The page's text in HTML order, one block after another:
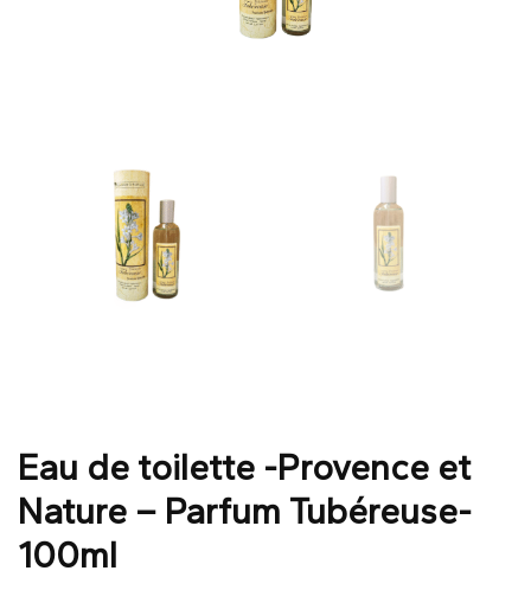
Eau de toilette -Provence et
Nature – Parfum Tubéreuse-
100ml